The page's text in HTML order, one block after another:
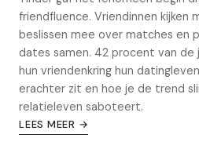
friendfluence. Vriendinnen kijken
beslissen mee over matches en
dates samen. 42 procent van
hun vriendenkring hun
erachter zit en hoe je de trend
relatieleven saboteert.
LEES MEER →